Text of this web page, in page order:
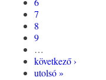
7
8
9
…
következő ›
utolsó »